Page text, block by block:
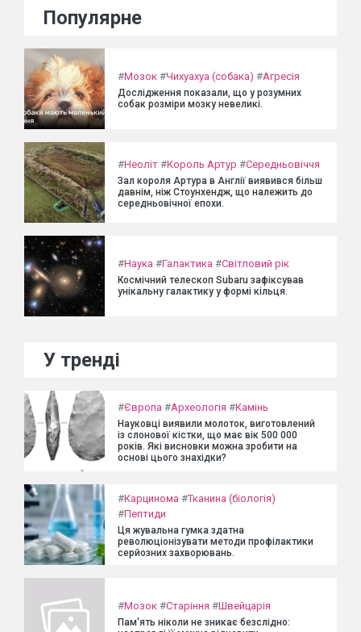
Популярне
#Мозок #Чихуахуа (собака) #Агресія
Дослідження показали, що у розумних
собак розміри мозку невеликі.
#Неоліт #Король Артур #Середньовіччя
Зал короля Артура в Англії виявився більш
давнім, ніж Стоунхендж, що належить до
середньовічної епохи.
#Наука #Галактика #Світловий рік
Космічний телескоп Subaru зафіксував
унікальну галактику у формі кільця.
У тренді
#Європа #Археологія #Камінь
Науковці виявили молоток, виготовлений
із слонової кістки, що має вік 500 000
років. Які висновки можна зробити на
основі цього знахідки?
#Карцинома #Тканина (біологія)
#Пептиди
Ця жувальна гумка здатна
революціонізувати методи профілактики
серйозних захворювань.
#Мозок #Старіння #Швейцарія
Пам'ять ніколи не зникає безслідно: